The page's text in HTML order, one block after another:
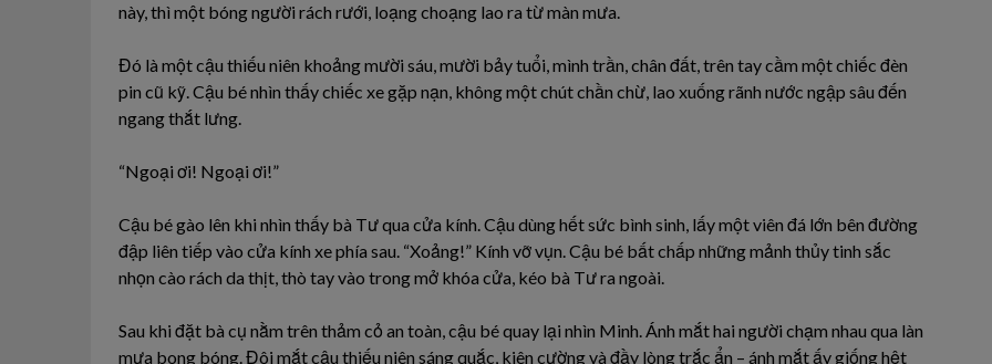
này, thì một bóng người rách rưới, loạng choạng lao ra từ màn mưa.
Đó là một cậu thiếu niên khoảng mười sáu, mười bảy tuổi, mình trần, chân đất, trên tay cầm một chiếc đèn
pin cũ kỹ. Cậu bé nhìn thấy chiếc xe gặp nạn, không một chút chần chừ, lao xuống rãnh nước ngập sâu đến
ngang thắt lưng.
“Ngoại ơi! Ngoại ơi!”
Cậu bé gào lên khi nhìn thấy bà Tư qua cửa kính. Cậu dùng hết sức bình sinh, lấy một viên đá lớn bên đường
đập liên tiếp vào cửa kính xe phía sau. “Xoảng!” Kính vỡ vụn. Cậu bé bất chấp những mảnh thủy tinh sắc
nhọn cào rách da thịt, thò tay vào trong mở khóa cửa, kéo bà Tư ra ngoài.
Sau khi đặt bà cụ nằm trên thảm cỏ an toàn, cậu bé quay lại nhìn Minh. Ánh mắt hai người chạm nhau qua làn
mưa bong bóng. Đôi mắt cậu thiếu niên sáng quắc, kiên cường và đầy lòng trắc ẩn – ánh mắt ấy giống hệt